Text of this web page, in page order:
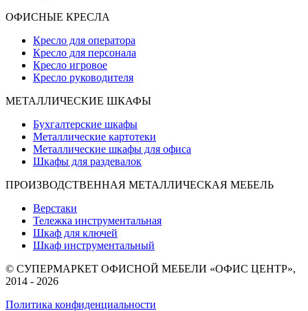
ОФИСНЫЕ КРЕСЛА
Кресло для оператора
Кресло для персонала
Кресло игровое
Кресло руководителя
МЕТАЛЛИЧЕСКИЕ ШКАФЫ
Бухгалтерские шкафы
Металлические картотеки
Металлические шкафы для офиса
Шкафы для раздевалок
ПРОИЗВОДСТВЕННАЯ МЕТАЛЛИЧЕСКАЯ МЕБЕЛЬ
Верстаки
Тележка инструментальная
Шкаф для ключей
Шкаф инструментальный
© СУПЕРМАРКЕТ ОФИСНОЙ МЕБЕЛИ «ОФИС ЦЕНТР»,
2014 - 2026
Политика конфиденциальности